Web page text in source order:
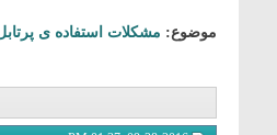
موضوع: مشکلات استفاده ی پرتابل